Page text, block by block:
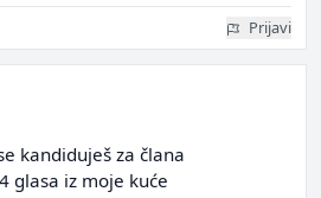
Prijavi
kandiduješ za člana
glasa iz moje kuće